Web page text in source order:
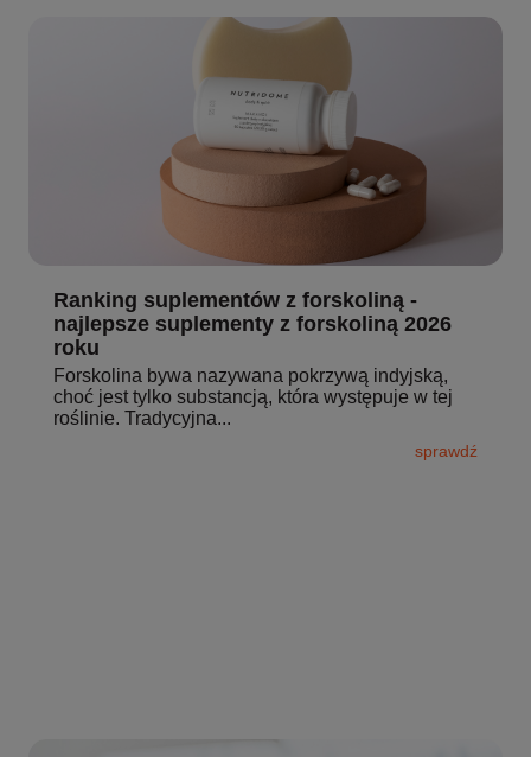
Ranking suplementów z forskoliną -
najlepsze suplementy z forskoliną 2026
roku
Forskolina bywa nazywana pokrzywą indyjską,
choć jest tylko substancją, która występuje w tej
roślinie. Tradycyjna...
sprawdź